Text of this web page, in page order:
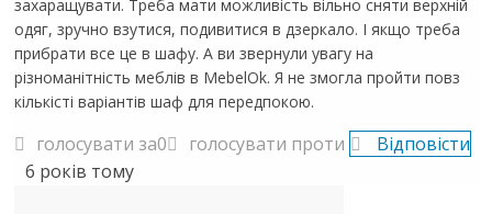
захаращувати. Треба мати можливість вільно сняти верхній
одяг, зручно взутися, подивитися в дзеркало. І якщо треба
прибрати все це в шафу. А ви звернули увагу на
різноманітність меблів в MebelOk. Я не змогла пройти повз
кількісті варіантів шаф для передпокою.
голосувати за0 голосувати проти
Відповісти
6 років тому